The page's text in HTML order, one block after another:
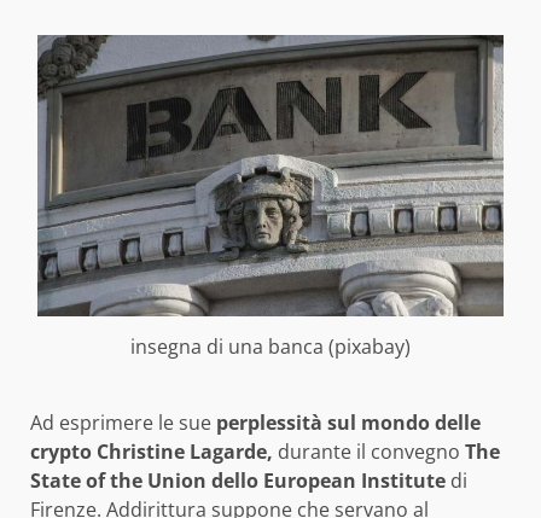
insegna di una banca (pixabay)
Ad esprimere le sue perplessità sul mondo delle
crypto Christine Lagarde, durante il convegno The
State of the Union dello European Institute di
Firenze. Addirittura suppone che servano al